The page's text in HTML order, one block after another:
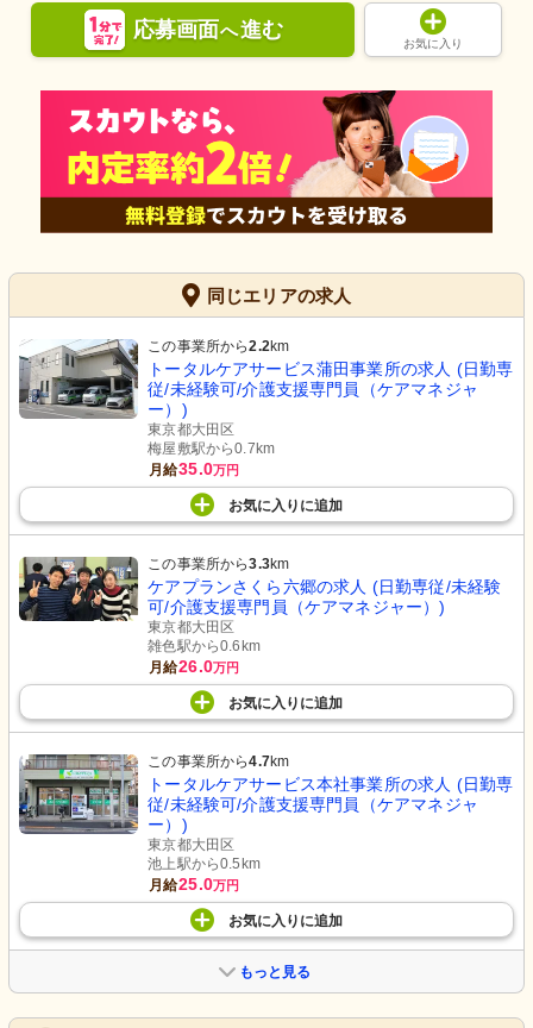
応募画面へ進む
お気に入り
同じエリアの求人
この事業所から2.2km
トータルケアサービス蒲田事業所の求人 (日勤専
従/未経験可/介護支援専門員（ケアマネジャ
ー）)
東京都大田区
梅屋敷駅から0.7km
月給35.0万円
お気に入り に追加
この事業所から3.3km
ケアプランさくら六郷の求人 (日勤専従/未経験
可/介護支援専門員（ケアマネジャー）)
東京都大田区
雑色駅から0.6km
月給26.0万円
お気に入り に追加
この事業所から4.7km
トータルケアサービス本社事業所の求人 (日勤専
従/未経験可/介護支援専門員（ケアマネジャ
ー）)
東京都大田区
池上駅から0.5km
月給25.0万円
お気に入り に追加
もっと見る